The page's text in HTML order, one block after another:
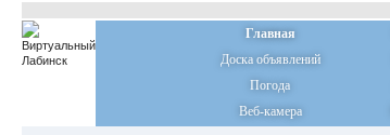
Главная
Доска объявлений
Погода
Веб-камера